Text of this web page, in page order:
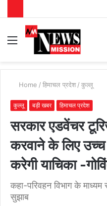
Menu
Home / हिमाचल प्रदेश / कुल्लू
कुल्लू बड़ी खबर हिमाचल प्रदेश
सरकार एडवेंचर
करवाने के लिए
करेगी याचिका -
कहा-परिवहन विभाग के माध्यम
सुझाब